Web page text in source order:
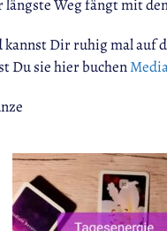
Weg fängt mit
Dir ruhig mal auf
Du sie hier buchen